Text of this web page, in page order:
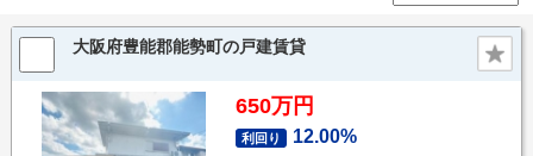
大阪府豊能郡能勢町の戸建賃貸
650万円
利回り 12.00%